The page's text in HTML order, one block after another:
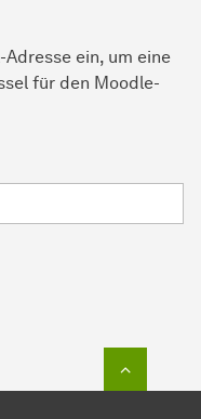
ein, um eine
für den Moodle-